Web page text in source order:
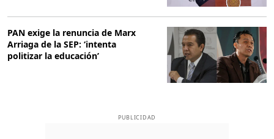
PAN exige la renuncia de Marx
Arriaga de la SEP: ‘intenta
politizar la educación’
PUBLICIDAD